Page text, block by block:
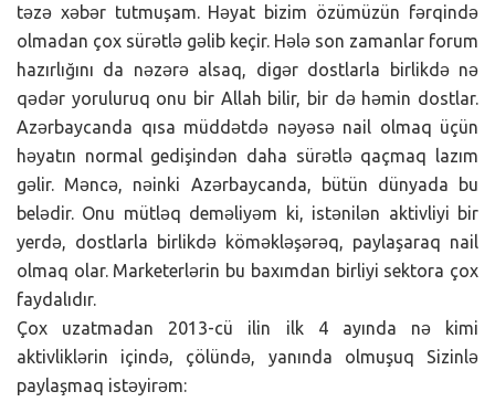
təzə xəbər tutmuşam. Həyat bizim özümüzün fərqində
olmadan çox sürətlə gəlib keçir. Hələ son zamanlar forum
hazırlığını da nəzərə alsaq, digər dostlarla birlikdə nə
qədər yoruluruq onu bir Allah bilir, bir də həmin dostlar.
Azərbaycanda qısa müddətdə nəyəsə nail olmaq üçün
həyatın normal gedişindən daha sürətlə qaçmaq lazım
gəlir. Məncə, nəinki Azərbaycanda, bütün dünyada bu
belədir. Onu mütləq deməliyəm ki, istənilən aktivliyi bir
yerdə, dostlarla birlikdə köməkləşərəq, paylaşaraq nail
olmaq olar. Marketerlərin bu baxımdan birliyi sektora çox
faydalıdır.
Çox uzatmadan 2013-cü ilin ilk 4 ayında nə kimi
aktivliklərin içində, çölündə, yanında olmuşuq Sizinlə
paylaşmaq istəyirəm: